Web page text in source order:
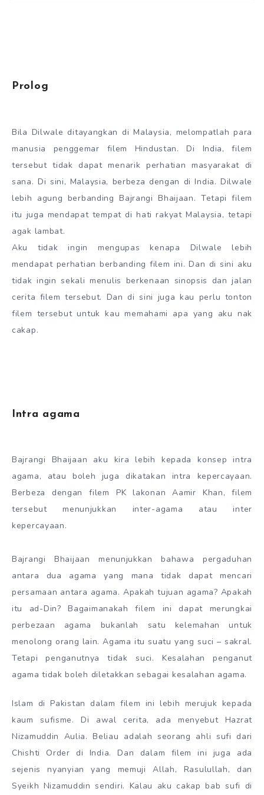
Prolog
Bila Dilwale ditayangkan di Malaysia, melompatlah para
manusia penggemar filem Hindustan. Di India, filem
tersebut tidak dapat menarik perhatian masyarakat di
sana. Di sini, Malaysia, berbeza dengan di India. Dilwale
lebih agung berbanding Bajrangi Bhaijaan. Tetapi filem
itu juga mendapat tempat di hati rakyat Malaysia, tetapi
agak lambat.
Aku tidak ingin mengupas kenapa Dilwale lebih
mendapat perhatian berbanding filem ini. Dan di sini aku
tidak ingin sekali menulis berkenaan sinopsis dan jalan
cerita filem tersebut. Dan di sini juga kau perlu tonton
filem tersebut untuk kau memahami apa yang aku nak
cakap.
Intra agama
Bajrangi Bhaijaan aku kira lebih kepada konsep intra
agama, atau boleh juga dikatakan intra kepercayaan.
Berbeza dengan filem PK lakonan Aamir Khan, filem
tersebut menunjukkan inter-agama atau inter
kepercayaan.
Bajrangi Bhaijaan menunjukkan bahawa pergaduhan
antara dua agama yang mana tidak dapat mencari
persamaan antara agama. Apakah tujuan agama? Apakah
itu ad-Din? Bagaimanakah filem ini dapat merungkai
perbezaan agama bukanlah satu kelemahan untuk
menolong orang lain. Agama itu suatu yang suci – sakral.
Tetapi penganutnya tidak suci. Kesalahan penganut
agama tidak boleh diletakkan sebagai kesalahan agama.
Islam di Pakistan dalam filem ini lebih merujuk kepada
kaum sufisme. Di awal cerita, ada menyebut Hazrat
Nizamuddin Aulia. Beliau adalah seorang ahli sufi dari
Chishti Order di India. Dan dalam filem ini juga ada
sejenis nyanyian yang memuji Allah, Rasulullah, dan
Syeikh Nizamuddin sendiri. Kalau aku cakap bab sufi di